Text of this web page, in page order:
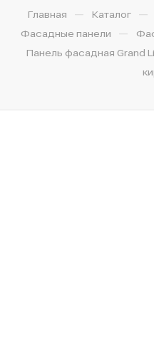
Главная — Каталог —
Фасадные панели —
Панель фасадная